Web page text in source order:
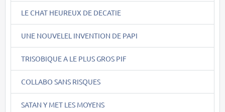
LE CHAT HEUREUX DE DECATIE
UNE NOUVELEL INVENTION DE PAPI
TRISOBIQUE A LE PLUS GROS PIF
COLLABO SANS RISQUES
SATAN Y MET LES MOYENS